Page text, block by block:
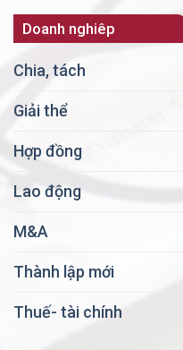
Doanh nghiêp
Chia, tách
Giải thể
Hợp đồng
Lao động
M&A
Thành lập mới
Thuế- tài chính